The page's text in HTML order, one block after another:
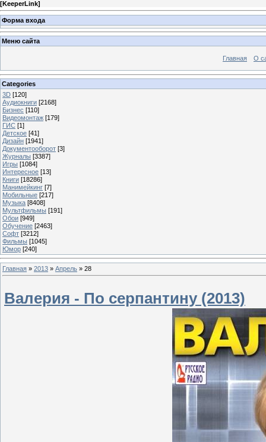
[KeeperLink]
Форма входа
Меню сайта
Главная О
Categories
3D [120]
Аудиокниги [2168]
Бизнес [110]
Видеомонтаж [179]
ГИС [1]
Детское [41]
Дизайн [1941]
Документооборот [3]
Журналы [3387]
Игры [1084]
Интересное [13]
Книги [18286]
Манимейкинг [7]
Мобильные [217]
Музыка [8408]
Мультфильмы [191]
Обои [949]
Обучение [2463]
Софт [3212]
Фильмы [1045]
Юмор [240]
Главная » 2013 » Апрель » 28
Валерия - По серпантину (2013)